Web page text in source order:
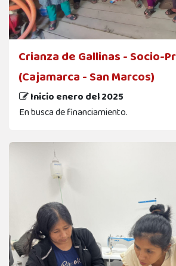
Crianza de Gallinas - Socio-
(Cajamarca - San Marcos)
Inicio enero del 2025
En busca de financiamiento.